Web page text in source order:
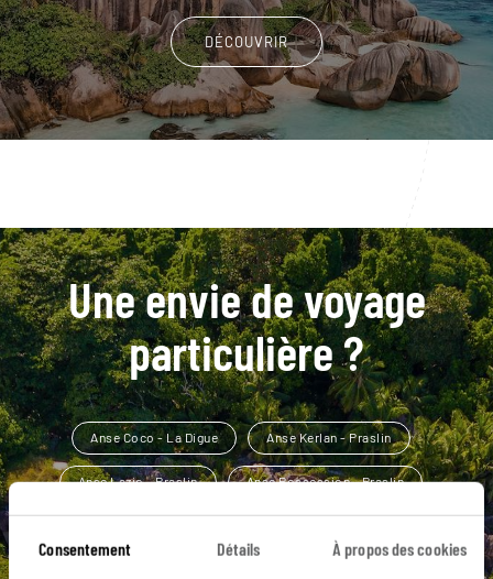
Consentement Détails À propos des cookies
DÉCOUVRIR
Une envie de voyage
particulière ?
Anse Coco - La Digue Anse Kerlan - Praslin
Anse Lazio - Praslin Anse Possession - Praslin